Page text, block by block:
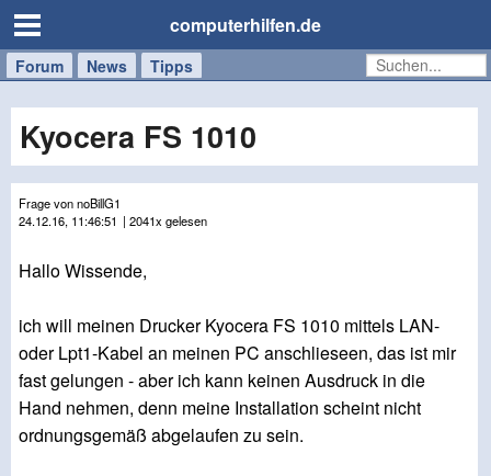
computerhilfen.de
Forum News Tipps
Handy
Tablet
Windows
Mac
Kyocera FS 1010
Frage von noBillG1
24.12.16, 11:46:51 | 2041x gelesen
Hallo Wissende,
ich will meinen Drucker Kyocera FS 1010 mittels LAN-
oder Lpt1-Kabel an meinen PC anschlieseen, das ist mir
fast gelungen - aber ich kann keinen Ausdruck in die
Hand nehmen, denn meine Installation scheint nicht
ordnungsgemäß abgelaufen zu sein.